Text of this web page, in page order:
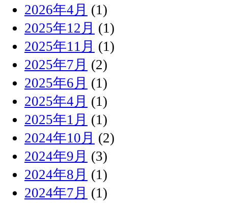
2026年4月 (1)
2025年12月 (1)
2025年11月 (1)
2025年7月 (2)
2025年6月 (1)
2025年4月 (1)
2025年1月 (1)
2024年10月 (2)
2024年9月 (3)
2024年8月 (1)
2024年7月 (1)